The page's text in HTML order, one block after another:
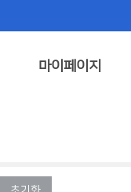
마이페이지